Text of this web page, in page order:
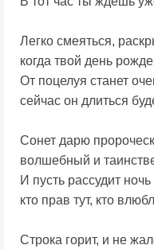
Легко смеяться,
когда твой день
От поцелуя станет
сейчас он длиться
Сонет дарю
волшебный и
И пусть рассудит
кто прав тут, кто
Строка горит, и не